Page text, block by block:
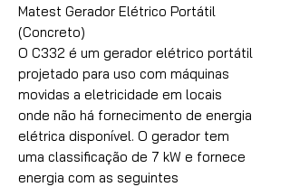
Matest Gerador Elétrico Portátil
(Concreto)
O C332 é um gerador elétrico portátil
projetado para uso com máquinas
movidas a eletricidade em locais
onde não há fornecimento de energia
elétrica disponível. O gerador tem
uma classificação de 7 kW e fornece
energia com as seguintes